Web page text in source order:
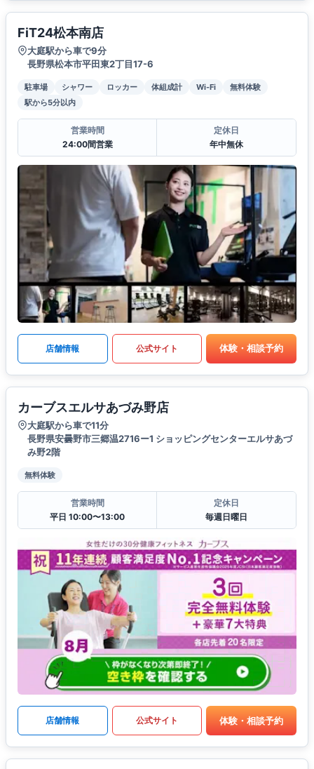
FiT24松本南店
大庭駅から車で9分
長野県松本市平田東2丁目17-6
駐車場 シャワー ロッカー 体組成計 Wi-Fi
無料体験
駅から5分以内
営業時間
24:00間営業
定休日
年中無休
店舗情報 公式サイト 体験・相談予約
カーブスエルサあづみ野店
大庭駅から車で11分
長野県安曇野市三郷温2716ー1 ショッピングセンターエルサあづ
み野2階
無料体験
営業時間
平日 10:00〜13:00
定休日
毎週日曜日
店舗情報 公式サイト 体験・相談予約